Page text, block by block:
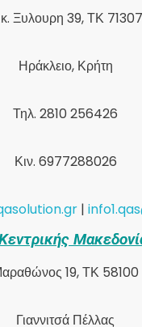
Ξυλουρη 39, ΤΚ 71307
Ηράκλειο, Κρήτη
Τηλ. 2810 256426
Κιν. 6977288026
|
19, ΤΚ 58100
Γιαννιτσά Πέλλας